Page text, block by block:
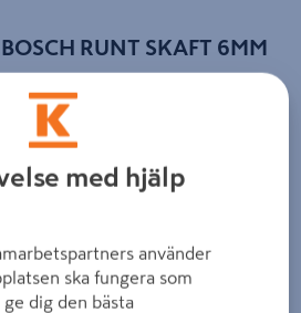
RUNT SKAFT 6MM
finns i produktbeskrivningsområdet
med hjälp
använder
ska fungera som
dig den bästa